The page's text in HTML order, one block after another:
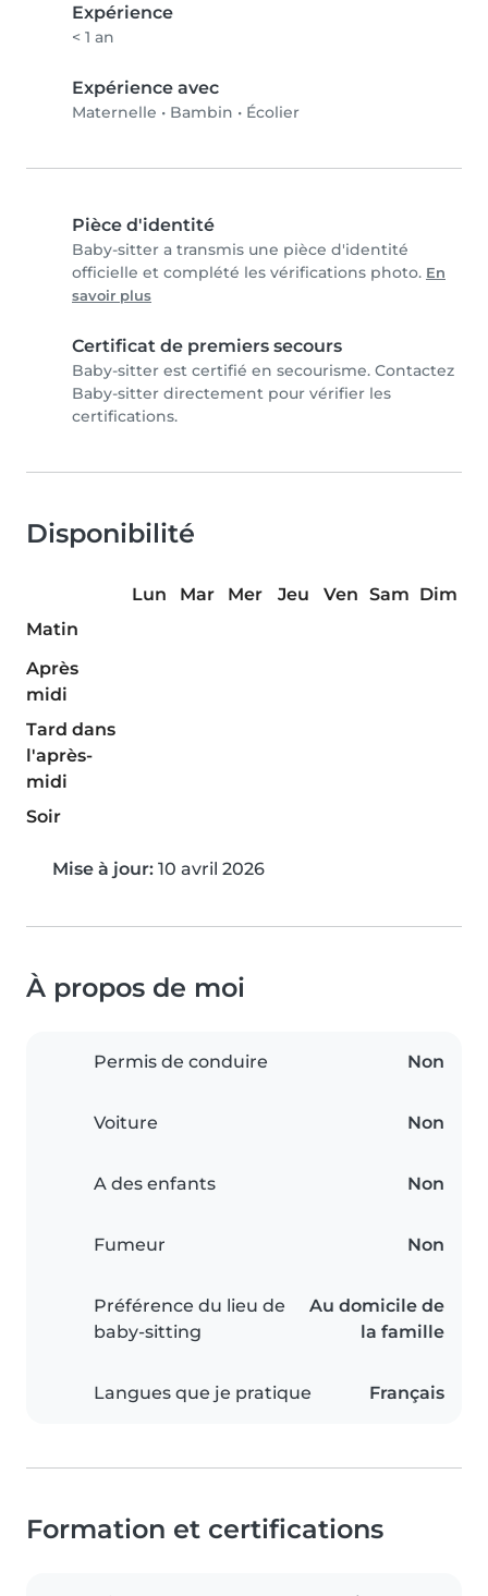
Expérience
< 1 an
Expérience avec
Maternelle • Bambin • Écolier
Pièce d'identité
Baby-sitter a transmis une pièce d'identité
officielle et complété les vérifications photo. En
savoir plus
Certificat de premiers secours
Baby-sitter est certifié en secourisme. Contactez
Baby-sitter directement pour vérifier les
certifications.
Disponibilité
Lun Mar Mer Jeu Ven Sam Dim
Matin
Après
midi
Tard dans
l'après-
midi
Soir
Mise à jour: 10 avril 2026
À propos de moi
Permis de conduire Non
Voiture Non
A des enfants Non
Fumeur Non
Préférence du lieu de
baby-sitting
Au domicile de
la famille
Langues que je pratique Français
Formation et certifications